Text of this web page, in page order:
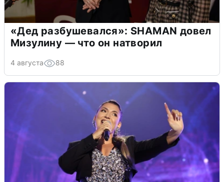
«Дед разбушевался»: SHAMAN довел
Мизулину — что он натворил
4 августа 88